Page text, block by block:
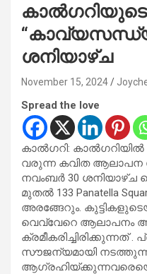
ശനിയാഴ്ച
November 15, 2024
Spread the love
കാൽഗറി:
വരുന്ന കവിത
നവംബർ 30
മുതൽ 133 Panatella
അരങ്ങേറും.
വെവ്വേറെ ആലാപനം
സൗജന്യമായി